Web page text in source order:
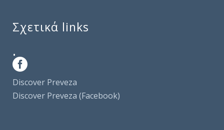
Σχετικά links
.
Discover Preveza
Discover Preveza (Facebook)